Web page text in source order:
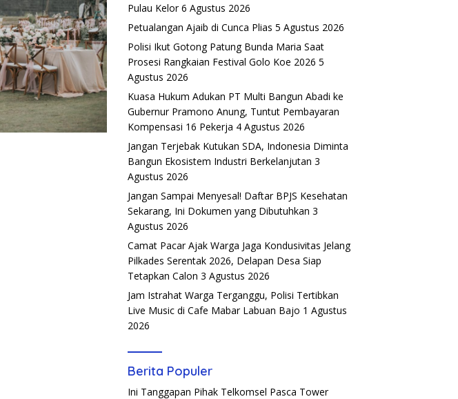
Pulau Kelor 6 Agustus 2026
Petualangan Ajaib di Cunca Plias 5 Agustus 2026
Polisi Ikut Gotong Patung Bunda Maria Saat
Prosesi Rangkaian Festival Golo Koe 2026 5
Agustus 2026
Kuasa Hukum Adukan PT Multi Bangun Abadi ke
Gubernur Pramono Anung, Tuntut Pembayaran
Kompensasi 16 Pekerja 4 Agustus 2026
Jangan Terjebak Kutukan SDA, Indonesia Diminta
Bangun Ekosistem Industri Berkelanjutan 3
Agustus 2026
Jangan Sampai Menyesal! Daftar BPJS Kesehatan
Sekarang, Ini Dokumen yang Dibutuhkan 3
Agustus 2026
Camat Pacar Ajak Warga Jaga Kondusivitas Jelang
Pilkades Serentak 2026, Delapan Desa Siap
Tetapkan Calon 3 Agustus 2026
Jam Istrahat Warga Terganggu, Polisi Tertibkan
Live Music di Cafe Mabar Labuan Bajo 1 Agustus
2026
Berita Populer
Ini Tanggapan Pihak Telkomsel Pasca Tower